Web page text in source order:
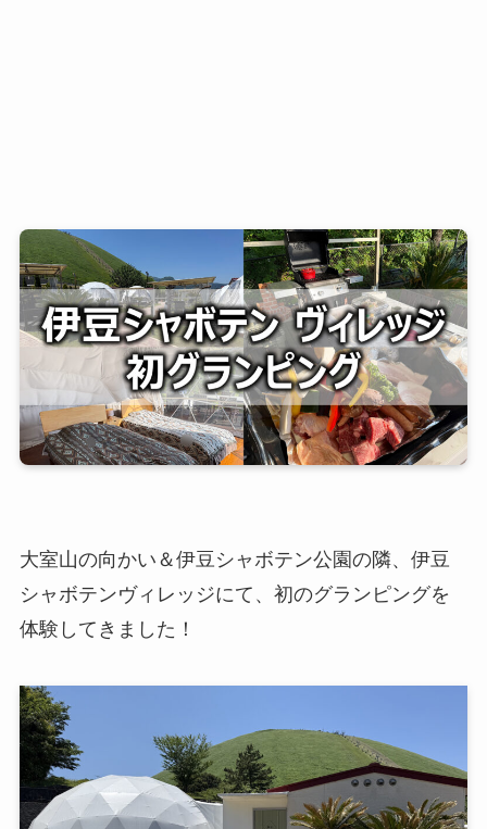
大室山の向かい＆伊豆シャボテン公園の隣、伊豆
シャボテンヴィレッジにて、初のグランピングを
体験してきました！